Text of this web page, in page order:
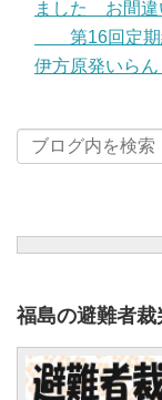
ました お間違
第16回定期
伊方原発いら
福島の避難者裁